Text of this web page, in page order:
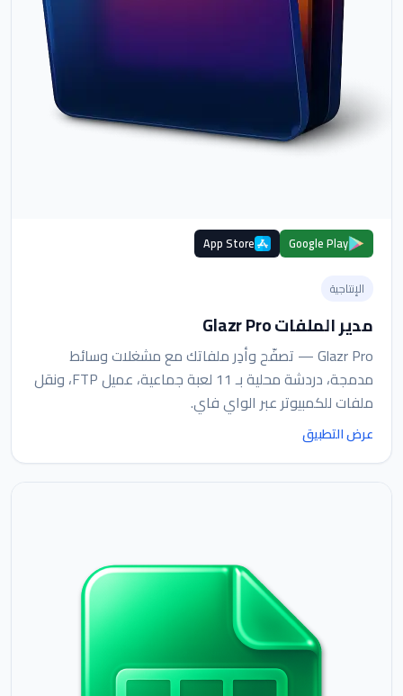
Google Play
App Store
الإنتاجية
مدير الملفات Glazr Pro
Glazr Pro — تصفّح وأدِر ملفاتك مع مشغلات وسائط
مدمجة، دردشة محلية بـ 11 لعبة جماعية، عميل FTP، ونقل
ملفات للكمبيوتر عبر الواي فاي.
عرض التطبيق